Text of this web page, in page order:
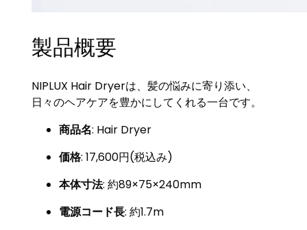
製品概要
NIPLUX Hair Dryerは、髪の悩みに寄り添い、
日々のヘアケアを豊かにしてくれる一台です。
商品名: Hair Dryer
価格: 17,600円(税込み)
本体寸法: 約89×75×240mm
電源コード長: 約1.7m